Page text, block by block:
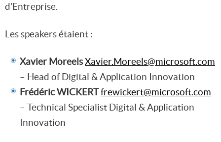
d’Entreprise.
Les speakers étaient :
Xavier MoreelsXavier.Moreels@microsoft.com
– Head of Digital & Application Innovation
Frédéric WICKERTfrewickert@microsoft.com
– Technical Specialist Digital & Application
Innovation